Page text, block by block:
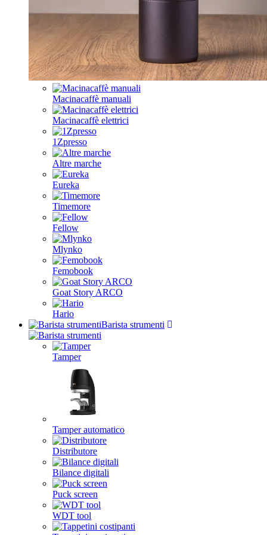
Macinacaffè manuali
Macinacaffè elettrici
1Zpresso
Altre marche
Eureka
Timemore
Fellow
Mlynko
Femobook
Goat Story ARCO
Hario
Barista strumenti
Tamper
Tamper automatico
Distributore
Bilance digitali
Puck screen
WDT tool